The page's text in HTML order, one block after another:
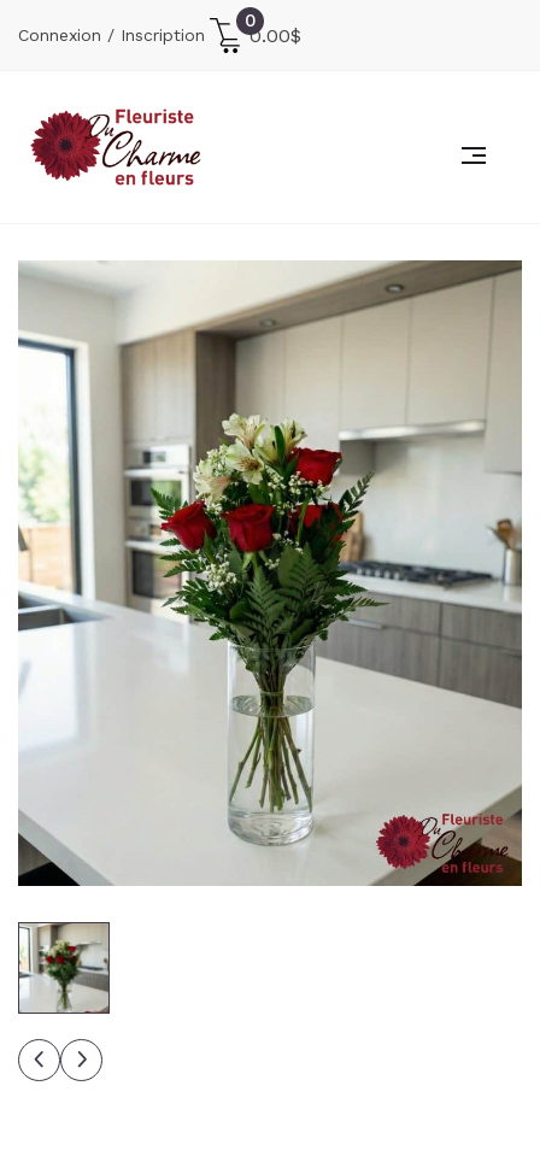
Connexion / Inscription
0
0.00$